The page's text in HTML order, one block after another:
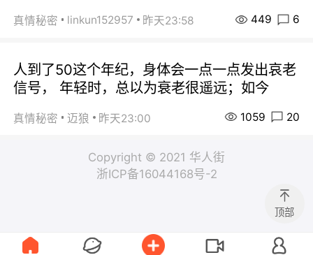
真情秘密 linkun152957 昨天23:58 449 6
人到了50这个年纪，身体会一点一点发出哀老
信号， 年轻时，总以为衰老很遥远；如今
真情秘密 迈狼 昨天23:00 1059 20
Copyright © 2021 华人街
浙ICP备16044168号-2
顶部